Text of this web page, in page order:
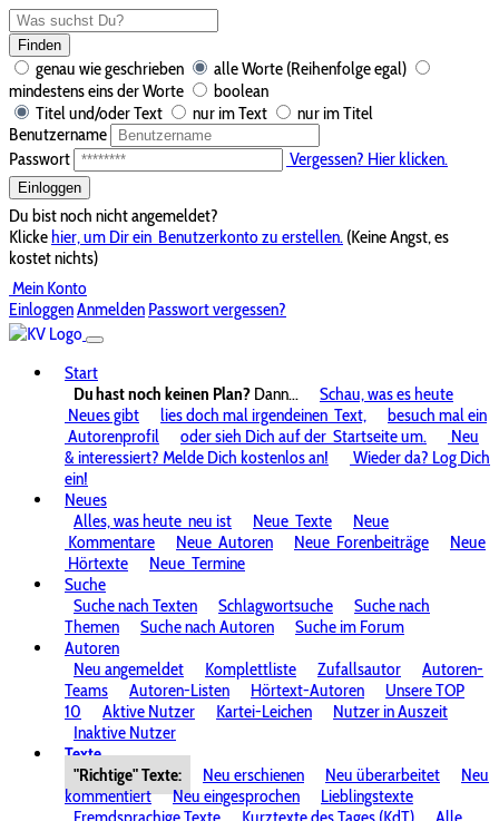
Finden
genau wie geschrieben
alle Worte (Reihenfolge egal)
mindestens eins der Worte
boolean
Titel und/oder Text
nur im Text
nur im Titel
Benutzername
Passwort
Vergessen? Hier klicken.
Einloggen
Du bist noch nicht angemeldet?
Klickehier, um Dir ein Benutzerkonto zu erstellen. (Keine Angst, es
kostet nichts)
Mein Konto
EinloggenAnmelden Passwort vergessen?
Start
Du hast noch keinen Plan? Dann...
Schau, was es heute
Neues gibt
lies doch mal irgendeinen Text,
besuch mal ein
Autorenprofil
oder sieh Dich auf der Startseite um.
Neu
& interessiert? Melde Dich kostenlos an!
Wieder da? Log Dich
ein!
Neues
Alles, was heute neu ist Neue Texte
Neue
Kommentare
Neue Autoren Neue Forenbeiträge
Neue
Hörtexte
Neue Termine
Suche
Suche nach Texten
Schlagwortsuche
Suche nach
Themen
Suche nach Autoren
Suche im Forum
Autoren
Neu angemeldet
Komplettliste Zufallsautor
Autoren-
Teams
Autoren-Listen Hörtext-Autoren
Unsere TOP
10
Aktive Nutzer Kartei-Leichen
Nutzer in Auszeit
Inaktive Nutzer
Texte
"Richtige" Texte:
Neu erschienen Neu überarbeitet
Neu
kommentiert
Neu eingesprochen
Lieblingstexte